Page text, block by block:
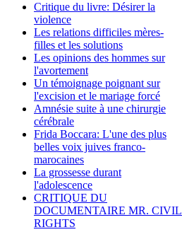
Critique du livre: Désirer la
violence
Les relations difficiles mères-
filles et les solutions
Les opinions des hommes sur
l'avortement
Un témoignage poignant sur
l'excision et le mariage forcé
Amnésie suite à une chirurgie
cérébrale
Frida Boccara: L'une des plus
belles voix juives franco-
marocaines
La grossesse durant
l'adolescence
CRITIQUE DU
DOCUMENTAIRE MR. CIVIL
RIGHTS